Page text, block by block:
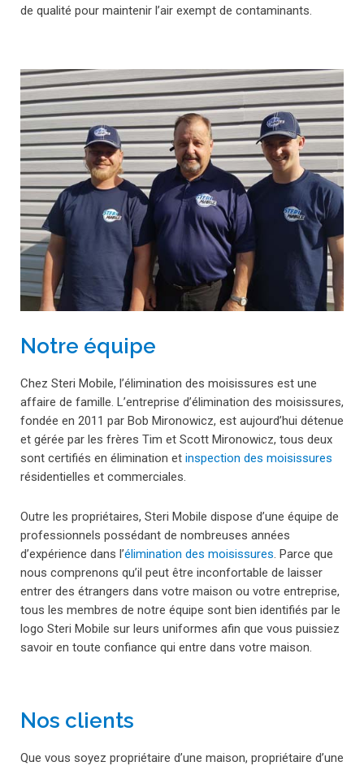
de qualité pour maintenir l’air exempt de contaminants.
Notre équipe
Chez Steri Mobile, l’élimination des moisissures est une
affaire de famille. L’entreprise d’élimination des moisissures,
fondée en 2011 par Bob Mironowicz, est aujourd’hui détenue
et gérée par les frères Tim et Scott Mironowicz, tous deux
sont certifiés en élimination et inspection des moisissures
résidentielles et commerciales.
Outre les propriétaires, Steri Mobile dispose d’une équipe de
professionnels possédant de nombreuses années
d’expérience dans l’élimination des moisissures . Parce que
nous comprenons qu’il peut être inconfortable de laisser
entrer des étrangers dans votre maison ou votre entreprise,
tous les membres de notre équipe sont bien identifiés par le
logo Steri Mobile sur leurs uniformes afin que vous puissiez
savoir en toute confiance qui entre dans votre maison.
Nos clients
Que vous soyez propriétaire d’une maison, propriétaire d’une